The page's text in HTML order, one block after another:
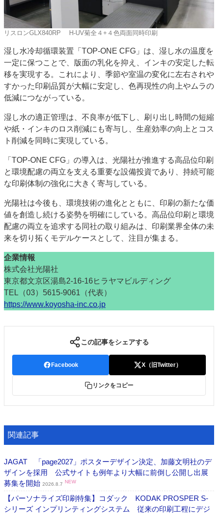
リスロンGLX840RP H-UV菊全４+４色両面同時印刷
湿し水冷却循環装置「TOP‑ONE CFG」は、湿し水の温度を
一定に保つことで、版面の乳化を抑え、インキの安定した転
移を実現する。これにより、季節や室温の変化に左右されや
すかった印刷品質が大幅に安定し、色再現性の向上やムラの
低減につながっている。
湿し水の適正管理は、不良率が低下し、刷り出し時間の短縮
や紙・インキのロス削減にも寄与し、生産効率の向上とコス
ト削減を同時に実現している。
「TOP‑ONE CFG」の導入は、光陽社が推進する高品位印刷
と環境配慮の両立を支える重要な設備投資であり、持続可能
な印刷体制の強化に大きく寄与している。
光陽社は今後も、環境技術の進化とともに、印刷の新たな価
値を創造し続ける姿勢を明確にしている。高品位印刷と環境
配慮の両立を追求する同社の取り組みは、印刷業界全体の未
来を切り拓くモデルケースとして、注目が集まる。
企業情報
株式会社光陽社
東京都文京区湯島2-16-16ヒラヤマビルディング
TEL（03）5615-9061（代表）
https://www.koyosha-inc.co.jp
この記事をシェアする
Facebook X（旧Twitter）
リンクをコピー
関連記事
JAGAT 「page2027」ポスターデザイン決定、加藤文明社のデ
ザインを採用 公式サイトも例年より大幅に前倒し公開し出展
募集を開始 2026.8.7 NEW
【パーソナライズ印刷特集】コダック KODAK PROSPER S-
シリーズ インプリンティングシステム 従来の印刷工程にデジ